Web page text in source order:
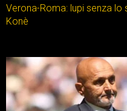
Verona-Roma: lupi senza
Konè